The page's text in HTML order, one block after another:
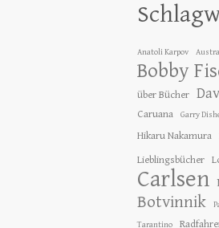
Anatoli Karpov
Bobby
über Bücher
Caruana
Garry
Hikaru Nakamura
Lieblingsbücher
Carlsen
Botvinnik
Tarantino